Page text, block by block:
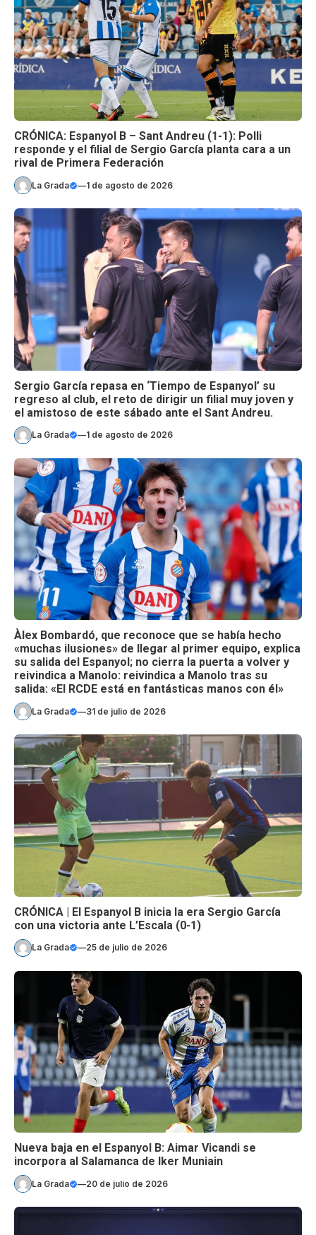
CRÓNICA: Espanyol B – Sant Andreu (1-1): Polli
responde y el filial de Sergio García planta cara a un
rival de Primera Federación
La Grada —1 de agosto de 2026
Sergio García repasa en ‘Tiempo de Espanyol’ su
regreso al club, el reto de dirigir un filial muy joven y
el amistoso de este sábado ante el Sant Andreu.
La Grada —1 de agosto de 2026
Àlex Bombardó, que reconoce que se había hecho
«muchas ilusiones» de llegar al primer equipo, explica
su salida del Espanyol; no cierra la puerta a volver y
reivindica a Manolo: reivindica a Manolo tras su
salida: «El RCDE está en fantásticas manos con él»
La Grada —31 de julio de 2026
CRÓNICA | El Espanyol B inicia la era Sergio García
con una victoria ante L’Escala (0-1)
La Grada —25 de julio de 2026
Nueva baja en el Espanyol B: Aimar Vicandi se
incorpora al Salamanca de Iker Muniain
La Grada —20 de julio de 2026